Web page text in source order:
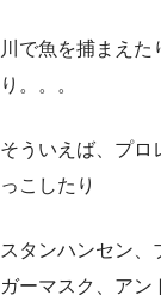
川で魚を捕まえた
り。。。
そういえば、プロ
っこしたり
スタンハンセン、
ガーマスク、アン